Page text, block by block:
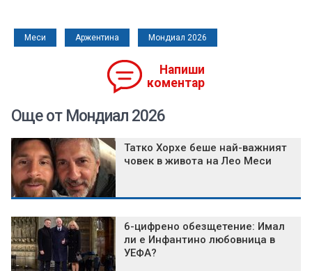
Меси Аржентина Мондиал 2026
Напиши
коментар
Още от Мондиал 2026
Татко Хорхе беше най-важният
човек в живота на Лео Меси
6-цифрено обезщетение: Имал
ли е Инфантино любовница в
УЕФА?